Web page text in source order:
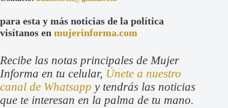
para esta y más noticias de la política
visítanos en mujerinforma.com
Recibe las notas principales de Mujer
Informa en tu celular, Únete a nuestro
canal de Whatsapp y tendrás las noticias
que te interesan en la palma de tu mano.